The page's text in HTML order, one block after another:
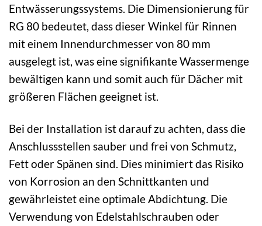
Entwässerungssystems. Die Dimensionierung für
RG 80 bedeutet, dass dieser Winkel für Rinnen
mit einem Innendurchmesser von 80 mm
ausgelegt ist, was eine signifikante Wassermenge
bewältigen kann und somit auch für Dächer mit
größeren Flächen geeignet ist.
Bei der Installation ist darauf zu achten, dass die
Anschlussstellen sauber und frei von Schmutz,
Fett oder Spänen sind. Dies minimiert das Risiko
von Korrosion an den Schnittkanten und
gewährleistet eine optimale Abdichtung. Die
Verwendung von Edelstahlschrauben oder